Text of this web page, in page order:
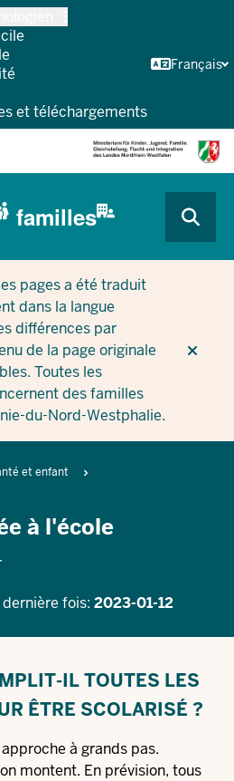
et téléchargements
Français
LES ENTREPRISES/
LES FAMILLES
familles
pages a été traduit
dans la langue
différences par
de la page originale
Toutes les
des familles
du-Nord-Westphalie.
et enfant
à l'école
fois: 2023-01-12
IL TOUTES LES
ÊTRE SCOLARISÉ ?
à grands pas.
montent. En prévision, tous